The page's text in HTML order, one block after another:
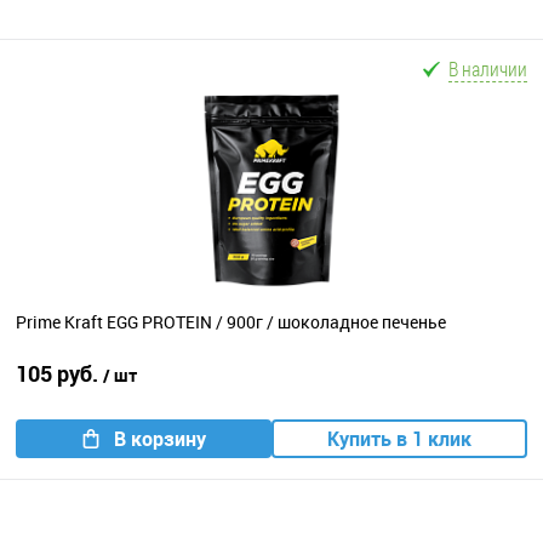
В наличии
Prime Kraft EGG PROTEIN / 900г / шоколадное печенье
105 руб. / шт
В корзину Купить в 1 клик